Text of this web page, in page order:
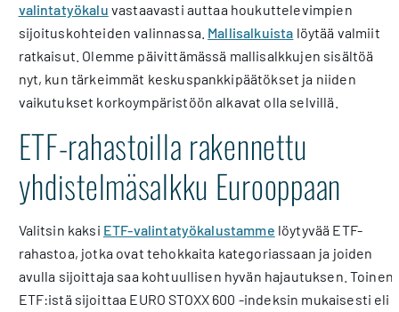
valintatyökalu vastaavasti auttaa houkuttelevimpien
sijoituskohteiden valinnassa. Mallisalkuista löytää valmiit
ratkaisut. Olemme päivittämässä mallisalkkujen sisältöä
nyt, kun tärkeimmät keskuspankkipäätökset ja niiden
vaikutukset korkoympäristöön alkavat olla selvillä.
ETF-rahastoilla rakennettu
yhdistelmäsalkku Eurooppaan
Valitsin kaksi ETF-valintatyökalustamme löytyvää ETF-
rahastoa, jotka ovat tehokkaita kategoriassaan ja joiden
avulla sijoittaja saa kohtuullisen hyvän hajautuksen. Toinen
ETF:istä sijoittaa EURO STOXX 600 -indeksin mukaisesti eli